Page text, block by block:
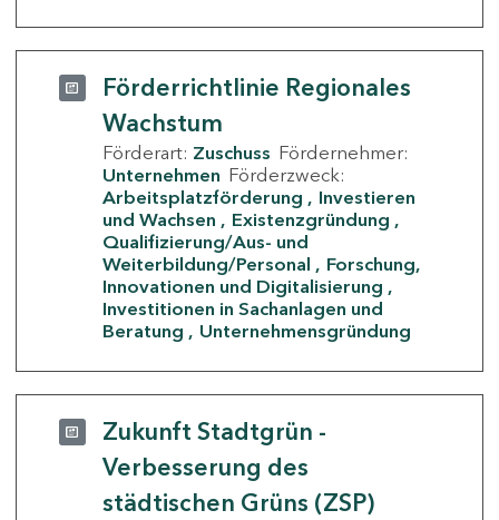
Förderrichtlinie Regionales
Wachstum
Förderart: Zuschuss Fördernehmer:
Unternehmen Förderzweck:
Arbeitsplatzförderung
Investieren
und Wachsen
Existenzgründung
Qualifizierung/Aus- und
Weiterbildung/Personal
Forschung,
Innovationen und Digitalisierung
Investitionen in Sachanlagen und
Beratung
Unternehmensgründung
Zukunft Stadtgrün -
Verbesserung des
städtischen Grüns (ZSP)